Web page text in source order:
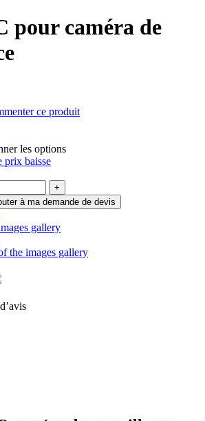
pour caméra de
ce produit
les options
prix baisse
+
à ma demande de devis
gallery
the images gallery